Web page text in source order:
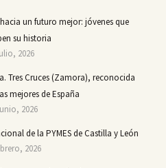
un futuro mejor: jóvenes que
su historia
2026
Tres Cruces (Zamora), reconocida
mejores de España
2026
de la PYMES de Castilla y León
2026